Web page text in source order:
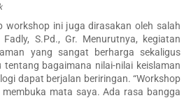
ini juga dirasakan oleh salah
S.Pd., Gr. Menurutnya, kegiatan
yang sangat berharga sekaligus
bagaimana nilai-nilai keislaman
dapat berjalan beriringan. “Workshop
mata saya. Ada rasa bangga